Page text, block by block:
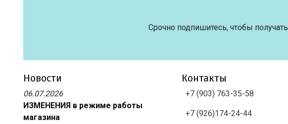
Срочно подпишитесь, чтобы получать
Новости
06.07.2026
ИЗМЕНЕНИЯ в режиме работы
магазина
Контакты
+7 (903) 763-35-58
+7 (926)174-24-44